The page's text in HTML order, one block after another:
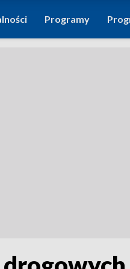
Programy